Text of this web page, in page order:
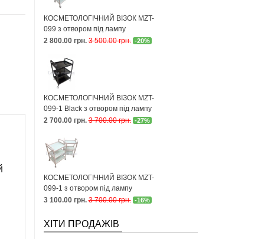
КОСМЕТОЛОГІЧНИЙ ВІЗОК MZT-
099 з отвором під лампу
2 800.00 грн. 3 500.00 грн. -20%
КОСМЕТОЛОГІЧНИЙ ВІЗОК MZT-
099-1 Black з отвором під лампу
2 700.00 грн. 3 700.00 грн. -27%
КОСМЕТОЛОГІЧНИЙ ВІЗОК MZT-
099-1 з отвором під лампу
3 100.00 грн. 3 700.00 грн. -16%
ХІТИ ПРОДАЖІВ